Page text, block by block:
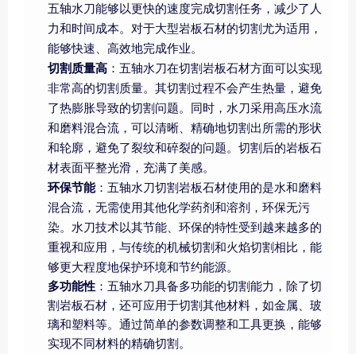
五轴水刀能够以更快的速度完成切割任务，减少了人
力和时间成本。对于大型岩板石材的切割尤为适用，
能够快速、高效地完成作业。
切割质量高 ：五轴水刀在切割岩板石材方面可以实现
非常高的切割质量。其切割过程不会产生热量，避免
了热膨胀导致的切割问题。同时，水刀采用高压水流
和磨料混合流，可以清晰、精确地切割出所需的形状
和轮廓，避免了裂纹和碎裂的问题。切割后的岩板石
材表面平整光滑，充满了美感。
环保节能：五轴水刀切割岩板石材使用的是水和磨料
混合流，无需使用其他化学药剂和溶剂，环保无污
染。水刀技术以其节能、环保的特性受到越来越多的
重视和应用，与传统的机械切割和火焰切割相比，能
够更大程度地保护环境和节约能源。
多功能性 ：五轴水刀具备多功能的切割能力，除了切
割岩板石材，还可应用于切割其他材料，如金属、玻
璃和塑料等。通过简单的参数调整和工具更换，能够
实现不同材料的精确切割。